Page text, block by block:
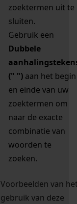
zoektermen uit te
sluiten.
Gebruik een
Dubbele
(" ") aan het begin
en einde van uw
zoektermen om
naar de exacte
combinatie van
woorden te
zoeken.
Voorbeelden van
gebruik van deze